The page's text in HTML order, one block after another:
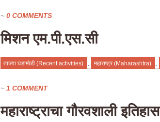
~ 0 COMMENTS
मिशन एम.पी.एस.सी
ताज्या घडामोडी (Recent activities) महाराष्ट्र (Maharashtra)
~ 1 COMMENT
महाराष्ट्राचा गौरवशाली इतिहास